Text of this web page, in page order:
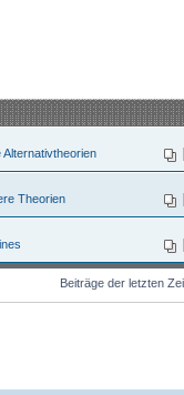
Alternativtheorien
Theorien
Beiträge der letzten